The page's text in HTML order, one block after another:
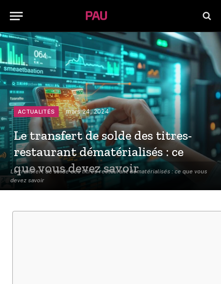
Le transfert de solde des titres-restaurant dématérialisés : ce que vous
devez savoir
ACTUALITÉS mars 24, 2024
Le transfert de solde des titres-
restaurant dématérialisés : ce
que vous devez savoir